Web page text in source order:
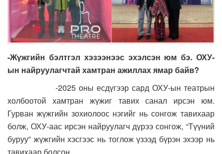
-Жүжгийн бэлтгэл хэзээнээс эхэлсэн юм бэ. ОХУ-
ын найруулагчтай хамтран ажиллах ямар байв?
-2025 оны есдүгээр сард ОХУ-ын театрын
холбоотой хамтран жүжиг тавих санал ирсэн юм.
Гурван жүжгийн зохиолоос нэгийг нь сонгож тавихаар
болж, ОХУ-аас ирсэн найруулагч дүрээ сонгож, “Түүний
буруу” жүжгийн хэсгээс нь тоглож үзээд бүрэн эхээр нь